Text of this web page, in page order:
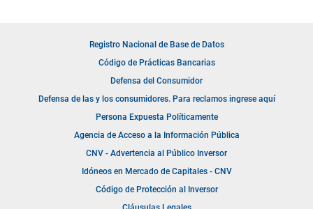
Registro Nacional de Base de Datos
Código de Prácticas Bancarias
Defensa del Consumidor
Defensa de las y los consumidores. Para reclamos ingrese aquí
Persona Expuesta Políticamente
Agencia de Acceso a la Información Pública
CNV - Advertencia al Público Inversor
Idóneos en Mercado de Capitales - CNV
Código de Protección al Inversor